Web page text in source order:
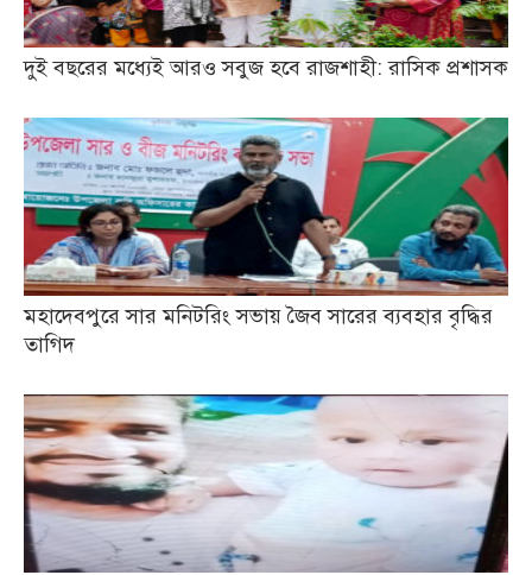
দুই বছরের মধ্যেই আরও সবুজ হবে রাজশাহী: রাসিক প্রশাসক
মহাদেবপুরে সার মনিটরিং সভায় জৈব সারের ব্যবহার বৃদ্ধির
তাগিদ